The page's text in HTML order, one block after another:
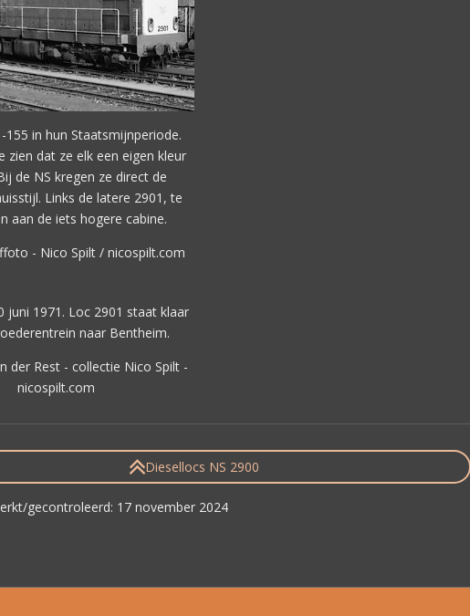
155 in hun Staatsmijnperiode.
zien dat ze elk een eigen kleur
de NS kregen ze direct de
Links de latere 2901, te
aan de iets hogere cabine.
- Nico Spilt / nicospilt.com
juni 1971. Loc 2901 staat klaar
naar Bentheim.
der Rest - collectie Nico Spilt -
nicospilt.com
Diesellocs NS 2900
gecontroleerd: 17 november 2024